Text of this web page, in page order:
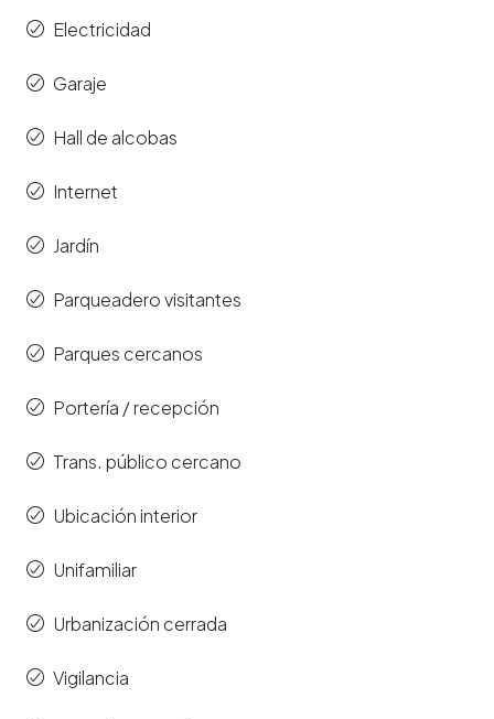
Electricidad
Garaje
Hall de alcobas
Internet
Jardín
Parqueadero visitantes
Parques cercanos
Portería / recepción
Trans. público cercano
Ubicación interior
Unifamiliar
Urbanización cerrada
Vigilancia